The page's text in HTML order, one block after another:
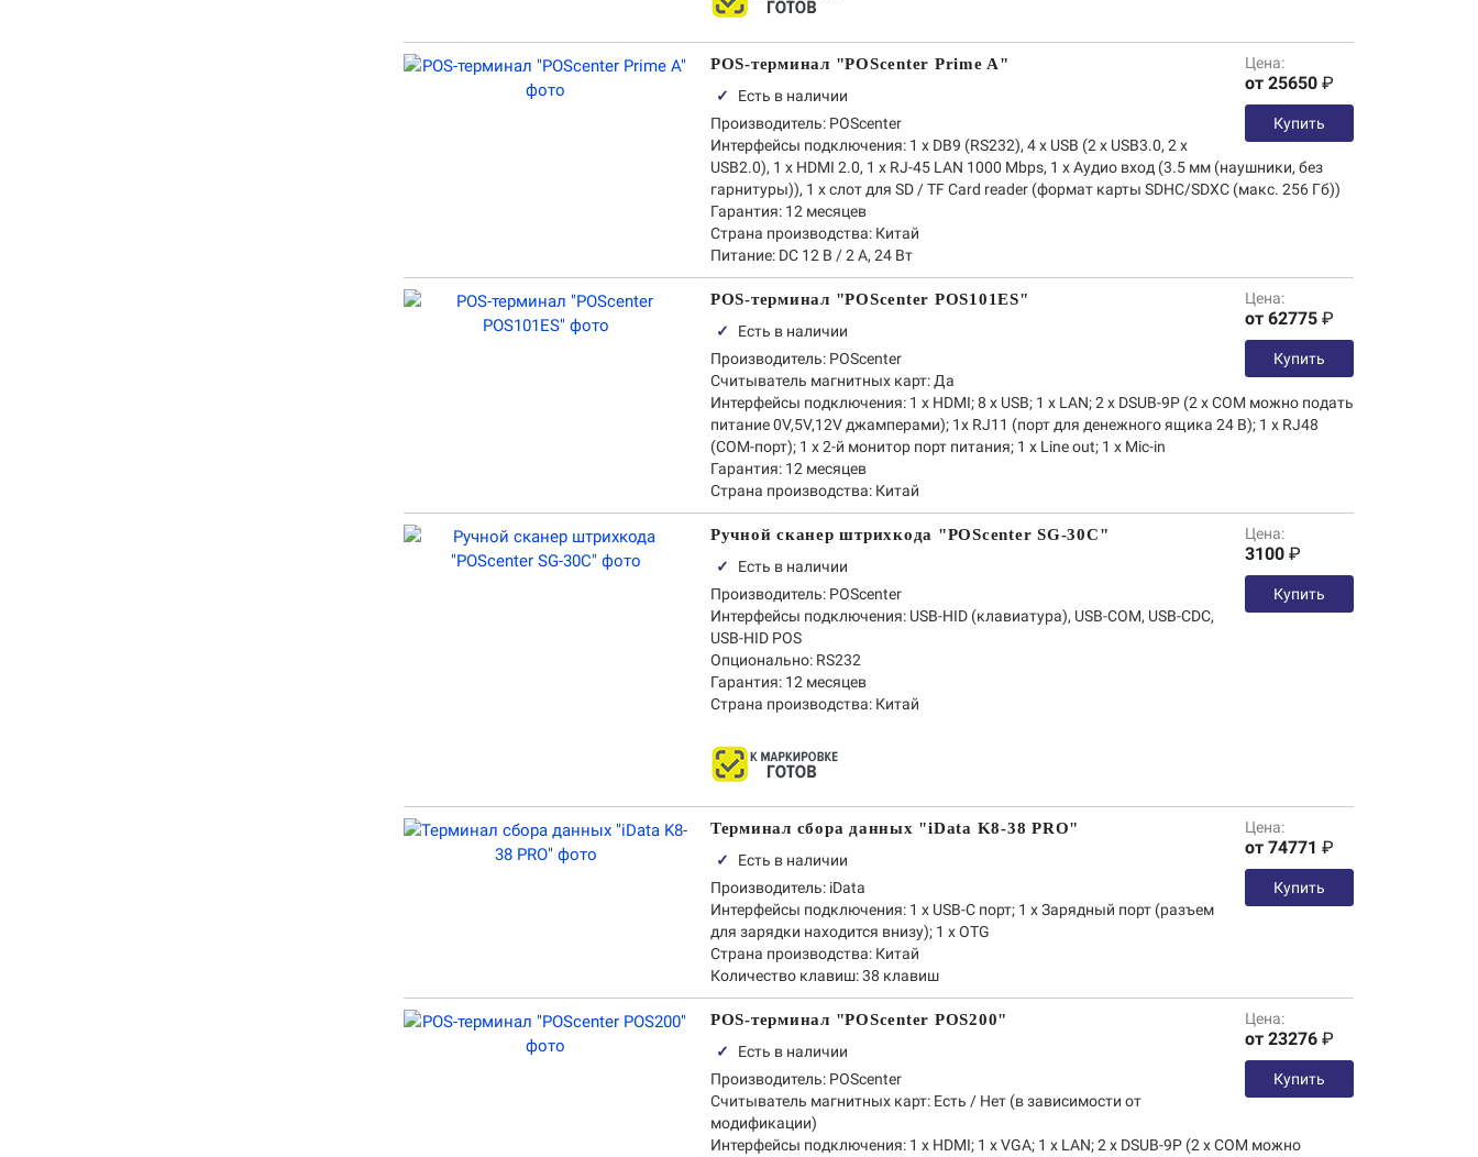
Цена:
от 25650 ₽
Купить
POS-терминал "POScenter Prime A"
✓
Есть в наличии
Производитель:POScenter
Интерфейсы подключения:1 х DB9 (RS232), 4 х USB (2 х USB3.0, 2 х
USB2.0), 1 х HDMI 2.0, 1 х RJ-45 LAN 1000 Mbps, 1 х Аудио вход (3.5 мм (наушники, без
гарнитуры)), 1 х слот для SD / TF Card reader (формат карты SDHC/SDXC (макс. 256 Гб))
Гарантия:12 месяцев
Страна производства:Китай
Питание:DC 12 В / 2 A, 24 Вт
Цена:
от 62775 ₽
Купить
POS-терминал "POScenter POS101ES"
✓
Есть в наличии
Производитель:POScenter
Считыватель магнитных карт:Да
Интерфейсы подключения:1 x HDMI; 8 х USB; 1 х LAN; 2 х DSUB-9P (2 х COM можно подать
питание 0V,5V,12V джамперами); 1x RJ11 (порт для денежного ящика 24 В); 1 x RJ48
(COM-порт); 1 х 2-й монитор порт питания; 1 х Line out; 1 х Mic-in
Гарантия:12 месяцев
Страна производства:Китай
Цена:
3100 ₽
Купить
Ручной сканер штрихкода "POScenter SG-30C"
✓
Есть в наличии
Производитель:POScenter
Интерфейсы подключения:USB-HID (клавиатура), USB-COM, USB-CDC,
USB-HID POS
Опционально: RS232
Гарантия:12 месяцев
Страна производства:Китай
Цена:
от 74771 ₽
Купить
Терминал сбора данных "iData K8-38 PRO"
✓
Есть в наличии
Производитель:iData
Интерфейсы подключения:1 х USB-С порт; 1 х Зарядный порт (разъем
для зарядки находится внизу); 1 х OTG
Страна производства:Китай
Количество клавиш:38 клавиш
Цена:
от 23276 ₽
Купить
POS-терминал "POScenter POS200"
✓
Есть в наличии
Производитель:POScenter
Считыватель магнитных карт:Есть / Нет (в зависимости от
модификации)
Интерфейсы подключения:1 х HDMI; 1 х VGA; 1 х LAN; 2 х DSUB-9P (2 х COM можно